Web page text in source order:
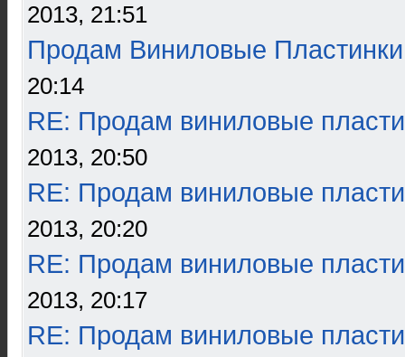
2013, 21:51
Продам Виниловые Пластинки
20:14
RE: Продам виниловые
2013, 20:50
RE: Продам виниловые
2013, 20:20
RE: Продам виниловые
2013, 20:17
RE: Продам виниловые